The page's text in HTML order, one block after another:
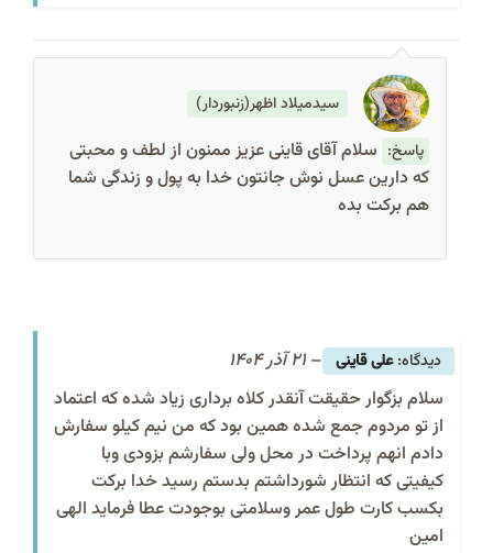
سیدمیلاد اظهر(زنبوردار)
پاسخ: سلام آقای قاینی عزیز ممنون از لطف و محبتی
که دارین عسل نوش جانتون خدا به پول و زندگی شما
هم برکت بده
علی قاینی – 21 آذر 1404
سلام بزگوار حقیقت آنقدر کلاه برداری زیاد شده که اعتماد
از تو مردوم جمع شده همین بود که من نیم کیلو سفارش
دادم انهم پرداخت در محل ولی سفارشم بزودی وبا
کیفیتی که انتظار شورداشتم بدستم رسید خدا برکت
بکسب کارت طول عمر وسلامتی بوجودت عطا فرماید الهی
امین